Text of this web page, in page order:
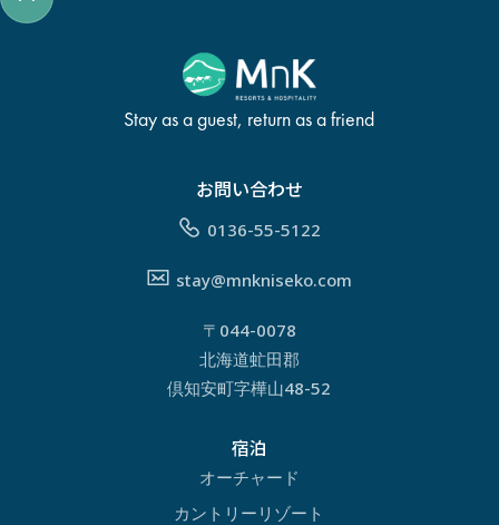
Stay as a guest, return as a friend
お問い合わせ
0136-55-5122
stay@mnkniseko.com
〒044-0078
北海道虻田郡
倶知安町字樺山48-52
宿泊
オーチャード
カントリーリゾート